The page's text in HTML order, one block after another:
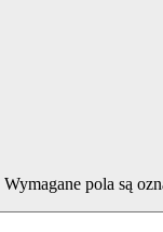
Wymagane pola są